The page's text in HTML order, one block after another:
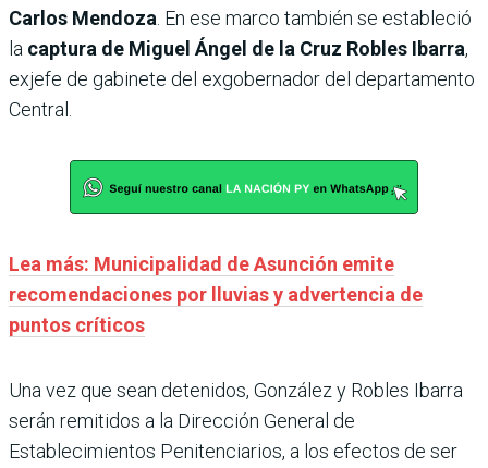
Carlos Mendoza . En ese marco también se estableció
la captura de Miguel Ángel de la Cruz Robles Ibarra,
exjefe de gabinete del exgobernador del departamento
Central.
Lea más: Municipalidad de Asunción emite
recomendaciones por lluvias y advertencia de
puntos críticos
Una vez que sean detenidos, González y Robles Ibarra
serán remitidos a la Dirección General de
Establecimientos Penitenciarios, a los efectos de ser